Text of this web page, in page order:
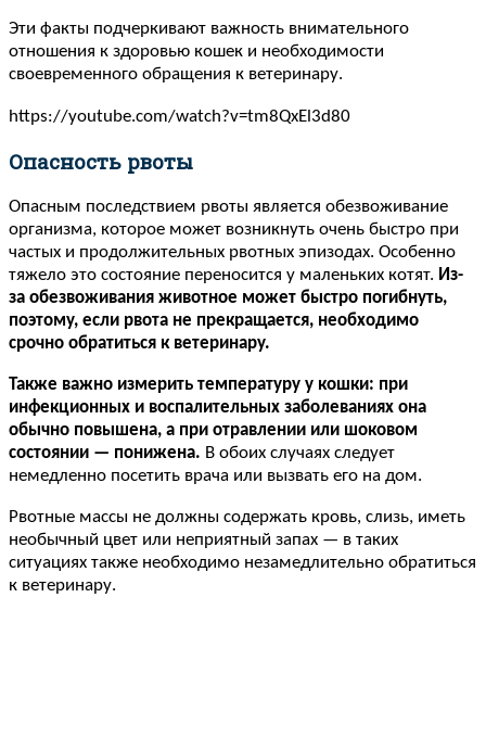
Эти факты подчеркивают важность внимательного
отношения к здоровью кошек и необходимости
своевременного обращения к ветеринару.
https://youtube.com/watch?v=tm8QxEl3d80
Опасность рвоты
Опасным последствием рвоты является обезвоживание
организма, которое может возникнуть очень быстро при
частых и продолжительных рвотных эпизодах. Особенно
тяжело это состояние переносится у маленьких котят. Из-
за обезвоживания животное может быстро погибнуть,
поэтому, если рвота не прекращается, необходимо
срочно обратиться к ветеринару.
Также важно измерить температуру у кошки: при
инфекционных и воспалительных заболеваниях она
обычно повышена, а при отравлении или шоковом
состоянии — понижена. В обоих случаях следует
немедленно посетить врача или вызвать его на дом.
Рвотные массы не должны содержать кровь, слизь, иметь
необычный цвет или неприятный запах — в таких
ситуациях также необходимо незамедлительно обратиться
к ветеринару.